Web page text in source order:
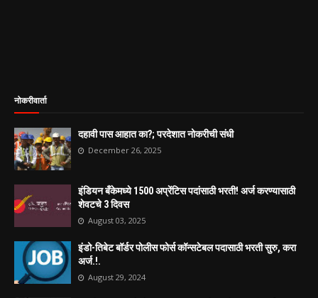
नोकरीवार्ता
दहावी पास आहात का?; परदेशात नोकरीची संधी
December 26, 2025
इंडियन बँकेमध्ये 1500 अप्रेंटिस पदांसाठी भरती! अर्ज करण्यासाठी
शेवटचे 3 दिवस
August 03, 2025
इंडो-तिबेट बॉर्डर पोलीस फोर्स कॉन्सटेबल पदासाठी भरती सुरु, करा
अर्ज.!.
August 29, 2024